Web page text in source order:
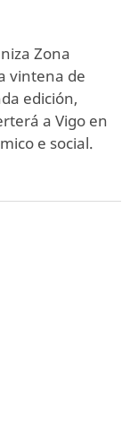
Zona
vintena de
edición,
a Vigo en
e social.